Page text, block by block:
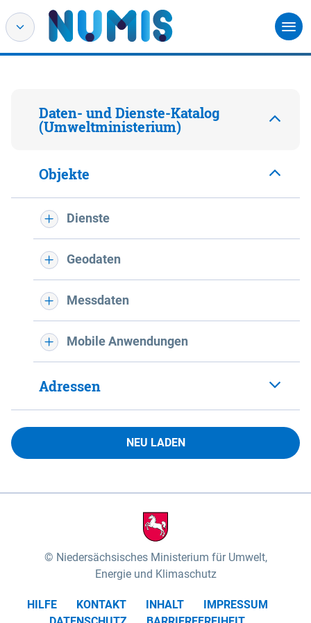
Daten- und Dienste-Katalog
(Umweltministerium)
Objekte
Dienste
Geodaten
Messdaten
Mobile Anwendungen
Adressen
NEU LADEN
Niedersächsisches Ministerium für Umwelt,
Energie und Klimaschutz
HILFE KONTAKT INHALT
IMPRESSUM